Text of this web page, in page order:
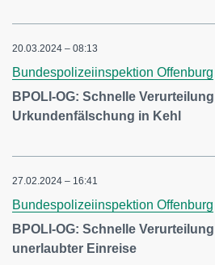
20.03.2024 – 08:13
Bundespolizeiinspektion Offenburg
BPOLI-OG: Schnelle
Urkundenfälschung in Kehl
27.02.2024 – 16:41
Bundespolizeiinspektion Offenburg
BPOLI-OG: Schnelle
unerlaubter Einreise